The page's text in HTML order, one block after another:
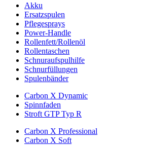
Akku
Ersatzspulen
Pflegesprays
Power-Handle
Rollenfett/Rollenöl
Rollentaschen
Schnuraufspulhilfe
Schnurfüllungen
Spulenbänder
Carbon X Dynamic
Spinnfaden
Stroft GTP Typ R
Carbon X Professional
Carbon X Soft